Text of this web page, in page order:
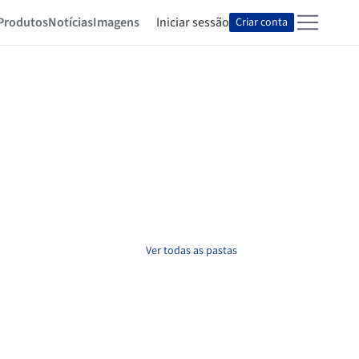
NotíciasImagens Iniciar sessão Criar conta
Ver todas as pastas